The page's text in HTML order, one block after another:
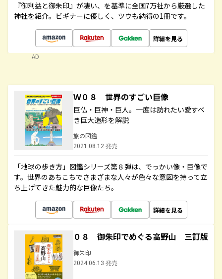
『御利益と御朱印』が凄い、を基準に全国7万社から厳選した
神社を紹介。ビギナーに優しく、ツウも納得の1冊です。
詳細を見る
AD
Ｗ０８ 世界のすごい巨像
巨仏・巨神・巨人。一度は訪れたい愛すべ
き巨大造形を解説
旅の図鑑
2021.08.12 発売
「地球の歩き方」図鑑シリーズ第８弾は、でっかい像・巨像で
す。世界のあちこちでさまざまな人々が色々な意図を持って立
ち上げてきた魅力的な巨像たち。
詳細を見る
０８ 御朱印でめぐる高野山 三訂版
御朱印
2024.06.13 発売